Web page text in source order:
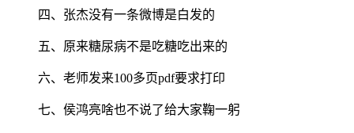
四、张杰没有一条微博是白发的
五、原来糖尿病不是吃糖吃出来的
六、老师发来100多页pdf要求打印
七、侯鸿亮啥也不说了给大家鞠一躬